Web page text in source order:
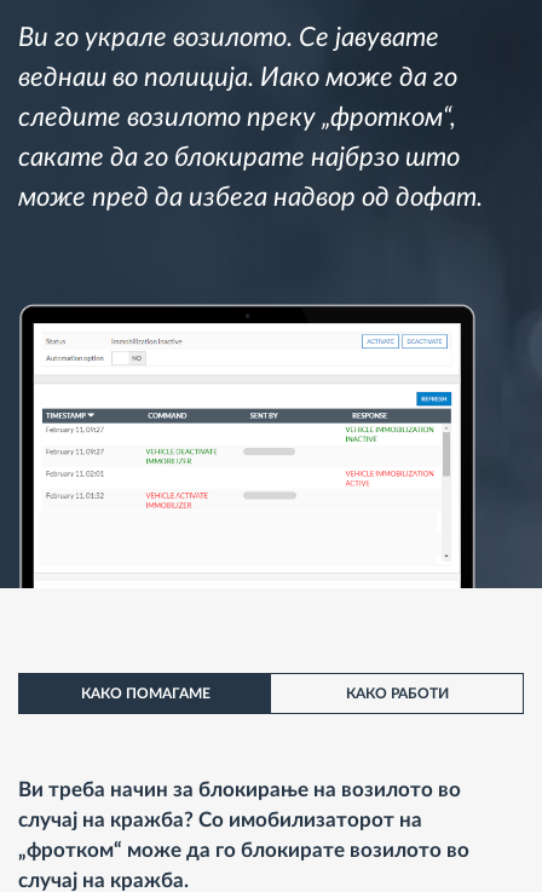
Планирање и следење на рутите
Автоматска идентификација на возачите
Како ја решаваме
Калкулатор за заштеди
Ви го украле возилото. Се јавувате
веднаш во полиција. Иако може да го
следите возилото преку „фротком“,
сакате да го блокирате најбрзо што
може пред да избега надвор од дофат.
КАКО ПОМАГАМЕ КАКО РАБОТИ
Ви треба начин за блокирање на возилото во
случај на кражба? Со имобилизаторот на
„фротком“ може да го блокирате возилото во
случај на кражба.